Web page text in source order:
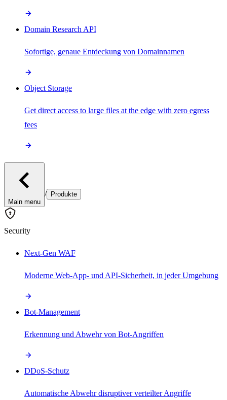
Domain Research API
Sofortige, genaue Entdeckung von Domainnamen
Object Storage
Get direct access to large files at the edge with zero egress
fees
Main menu
/ Produkte
Security
Next-Gen WAF
Moderne Web-App- und API-Sicherheit, in jeder Umgebung
Bot-Management
Erkennung und Abwehr von Bot-Angriffen
DDoS-Schutz
Automatische Abwehr disruptiver verteilter Angriffe